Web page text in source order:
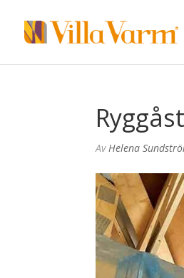
AvHelena